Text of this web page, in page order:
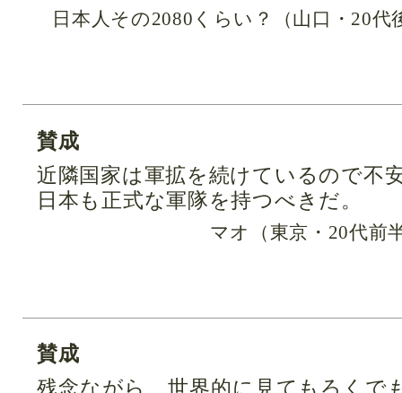
日本人その2080くらい？（山口・20代
賛成
近隣国家は軍拡を続けているので不
日本も正式な軍隊を持つべきだ。
マオ（東京・20代前
賛成
残念ながら、世界的に見てもろくで